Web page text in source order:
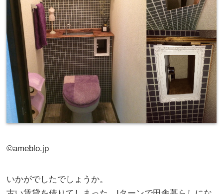
©ameblo.jp
いかがでしたでしょうか。